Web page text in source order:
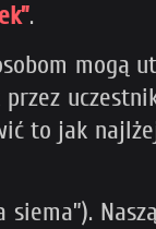
.
mogą
to jak